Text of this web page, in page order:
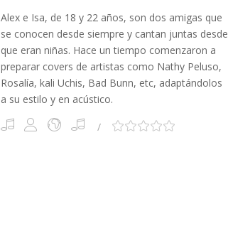
Alex e Isa, de 18 y 22 años, son dos amigas que
se conocen desde siempre y cantan juntas desde
que eran niñas. Hace un tiempo comenzaron a
preparar covers de artistas como Nathy Peluso,
Rosalía, kali Uchis, Bad Bunn, etc, adaptándolos
a su estilo y en acústico.